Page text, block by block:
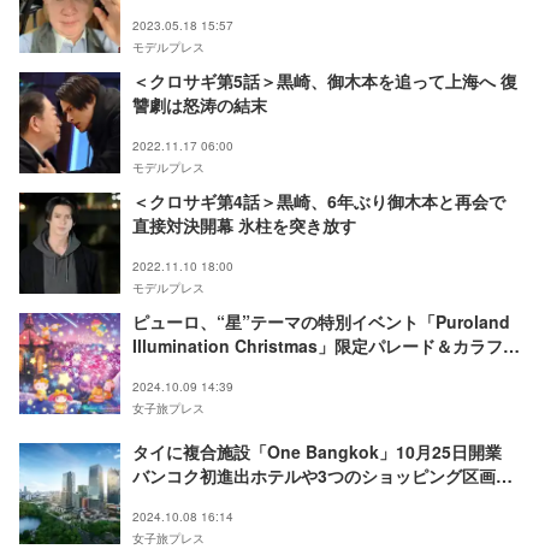
2023.05.18 15:57
モデルプレス
＜クロサギ第5話＞黒崎、御木本を追って上海へ 復
讐劇は怒涛の結末
2022.11.17 06:00
モデルプレス
＜クロサギ第4話＞黒崎、6年ぶり御木本と再会で
直接対決開幕 氷柱を突き放す
2022.11.10 18:00
モデルプレス
ピューロ、“星”テーマの特別イベント「Puroland
Illumination Christmas」限定パレード＆カラフル
2024.10.09 14:39
女子旅プレス
タイに複合施設「One Bangkok」10月25日開業
バンコク初進出ホテルや3つのショッピング区画な
2024.10.08 16:14
女子旅プレス